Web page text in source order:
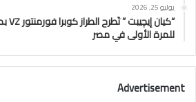
يوليو 25, 2026
للمرة الأولى في مصر
Advertisement